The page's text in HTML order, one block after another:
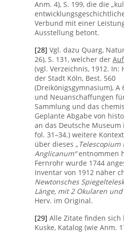
Anm. 4), S. 199, die die
Verbund mit einer
Ausstellung betont.
[28] Vgl. dazu Quarg,
26), S. 131, welcher der
(vgl. Verzeichnis, 1912. In:
der Stadt Köln, Best. 560
(Dreikönigsgymnasium), A
und Neuanschaffungen
Sammlung und das
Geplante Abgabe von
an das Deutsche Museum
fol. 31–34.) weitere
über dieses „
Anglicanum“entnommen
Fernrohr wurde 1744
Inventar von 1912 näher
Newtonsches
Länge, mit 2 Okularen
Herv. im Original.
[29] Alle Zitate finden sich
Kuske, Katalog (wie Anm.